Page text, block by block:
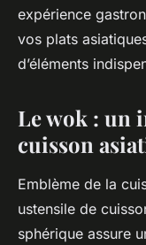
expérience
vos plats
d’éléments
Le wok : un
cuisson
Emblème de la
ustensile de
sphérique assure